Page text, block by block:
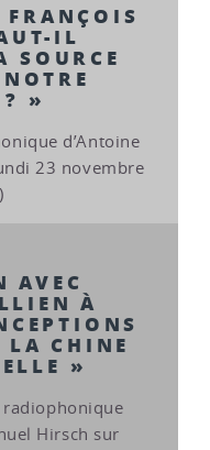
FRANÇOIS
IL
SOURCE
? »
d’Antoine
23 novembre
AVEC
À
LA CHINE
»
radiophonique
Hirsch sur